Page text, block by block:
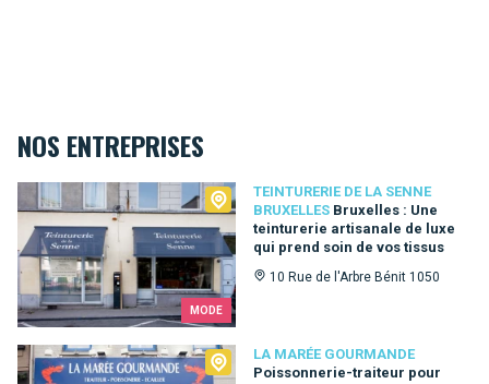
NOS ENTREPRISES
MODE
TEINTURERIE DE LA SENNE
BRUXELLES Bruxelles : Une
teinturerie artisanale de luxe
qui prend soin de vos tissus
10 Rue de l'Arbre Bénit 1050
Teinturerie de la Senne Bruxelles
LA MARÉE GOURMANDE
Poissonnerie-traiteur pour
La Marée Gourmande